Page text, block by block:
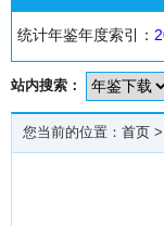
统计年鉴年度索引：
站内搜索：
您当前的位置： 首页 >